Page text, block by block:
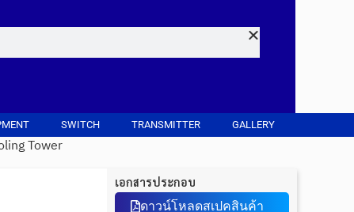
SWITCH TRANSMITTER GALLERY
Tower
เอกสารประกอบ
ดาวน์โหลดสเปคสินค้า